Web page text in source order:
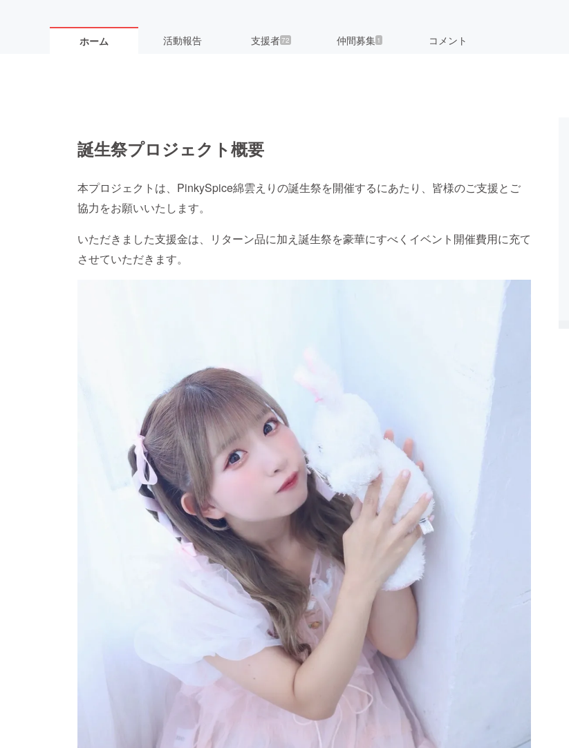
ホーム 活動報告 支援者72 仲間募集 1 コメント
誕生祭プロジェクト概要
本プロジェクトは、PinkySpice綿雲えりの誕生祭を開催するにあたり、皆様のご支援とご
協力をお願いいたします。
いただきました支援金は、リターン品に加え誕生祭を豪華にすべくイベント開催費用に充て
させていただきます。